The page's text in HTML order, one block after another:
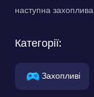
наступна
Категорії:
Захопливі